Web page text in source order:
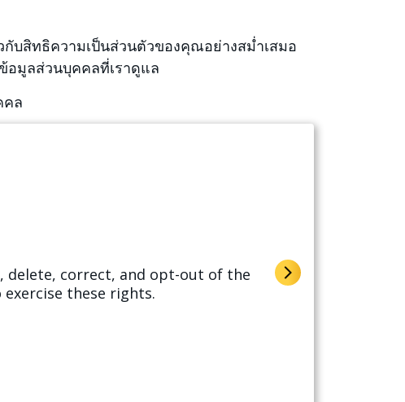
บสิทธิความเป็นส่วนตัวของคุณอย่างสม่ำเสมอ
อมูลส่วนบุคคลที่เราดูแล
คล
delete, correct, and opt-out of the
these rights.